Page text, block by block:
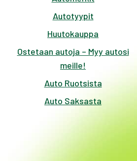
Autotyypit
Huutokauppa
Ostetaan autoja – Myy autosi
meille!
Auto Ruotsista
Auto Saksasta